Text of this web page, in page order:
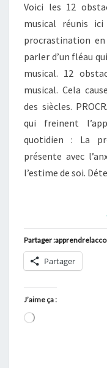
Voici les 12
musical réunis
procrastination en
parler d’un fléau
musical. 12
musical. Cela
des siècles.
qui freinent
quotidien : La
présente avec
l’estime de soi.
Partager
Partager
J’aime ça :
Chargement…